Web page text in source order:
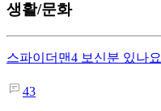
생활/문화
스파이더맨4 보신분 있나요
43